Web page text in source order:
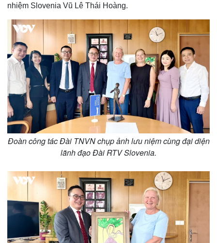
nhiệm Slovenia Vũ Lê Thái Hoàng.
Đoàn công tác Đài TNVN chụp ảnh lưu niệm cùng đại diện
lãnh đạo Đài RTV Slovenia.